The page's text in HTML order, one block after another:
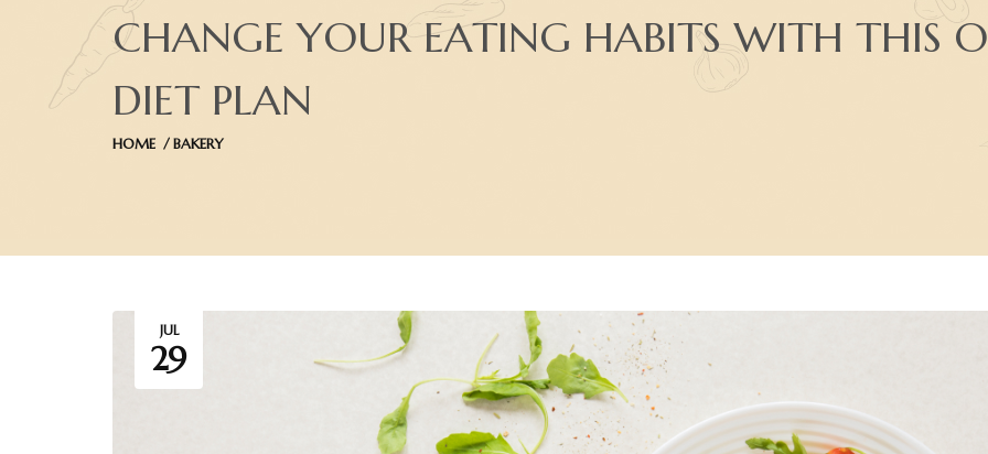
CHANGE YOUR EATING HABITS WITH THIS
DIET PLAN
HOME BAKERY
JUL
29